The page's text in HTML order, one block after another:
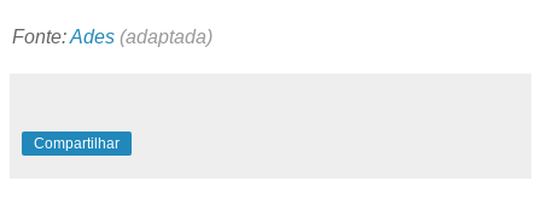
Fonte:Ades (adaptada)
Compartilhar